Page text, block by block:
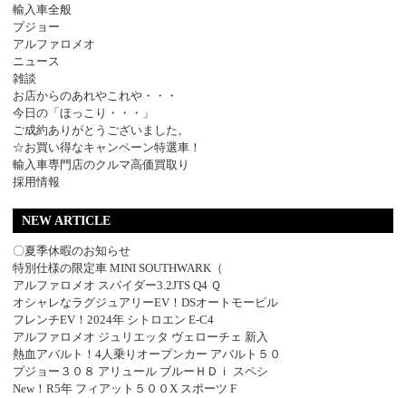
輸入車全般
プジョー
アルファロメオ
ニュース
雑談
お店からのあれやこれや・・・
今日の「ほっこり・・・」
ご成約ありがとうございました。
☆お買い得なキャンペーン特選車！
輸入車専門店のクルマ高価買取り
採用情報
NEW ARTICLE
〇夏季休暇のお知らせ
特別仕様の限定車 MINI SOUTHWARK（
アルファロメオ スパイダー3.2JTS Q4 Ｑ
オシャレなラグジュアリーEV！DSオートモービル
フレンチEV！2024年 シトロエン E-C4
アルファロメオ ジュリエッタ ヴェローチェ 新入
熱血アバルト！4人乗りオープンカー アバルト５０
プジョー３０８ アリュール ブルーＨＤｉ スペシ
New！R5年 フィアット５００X スポーツ F